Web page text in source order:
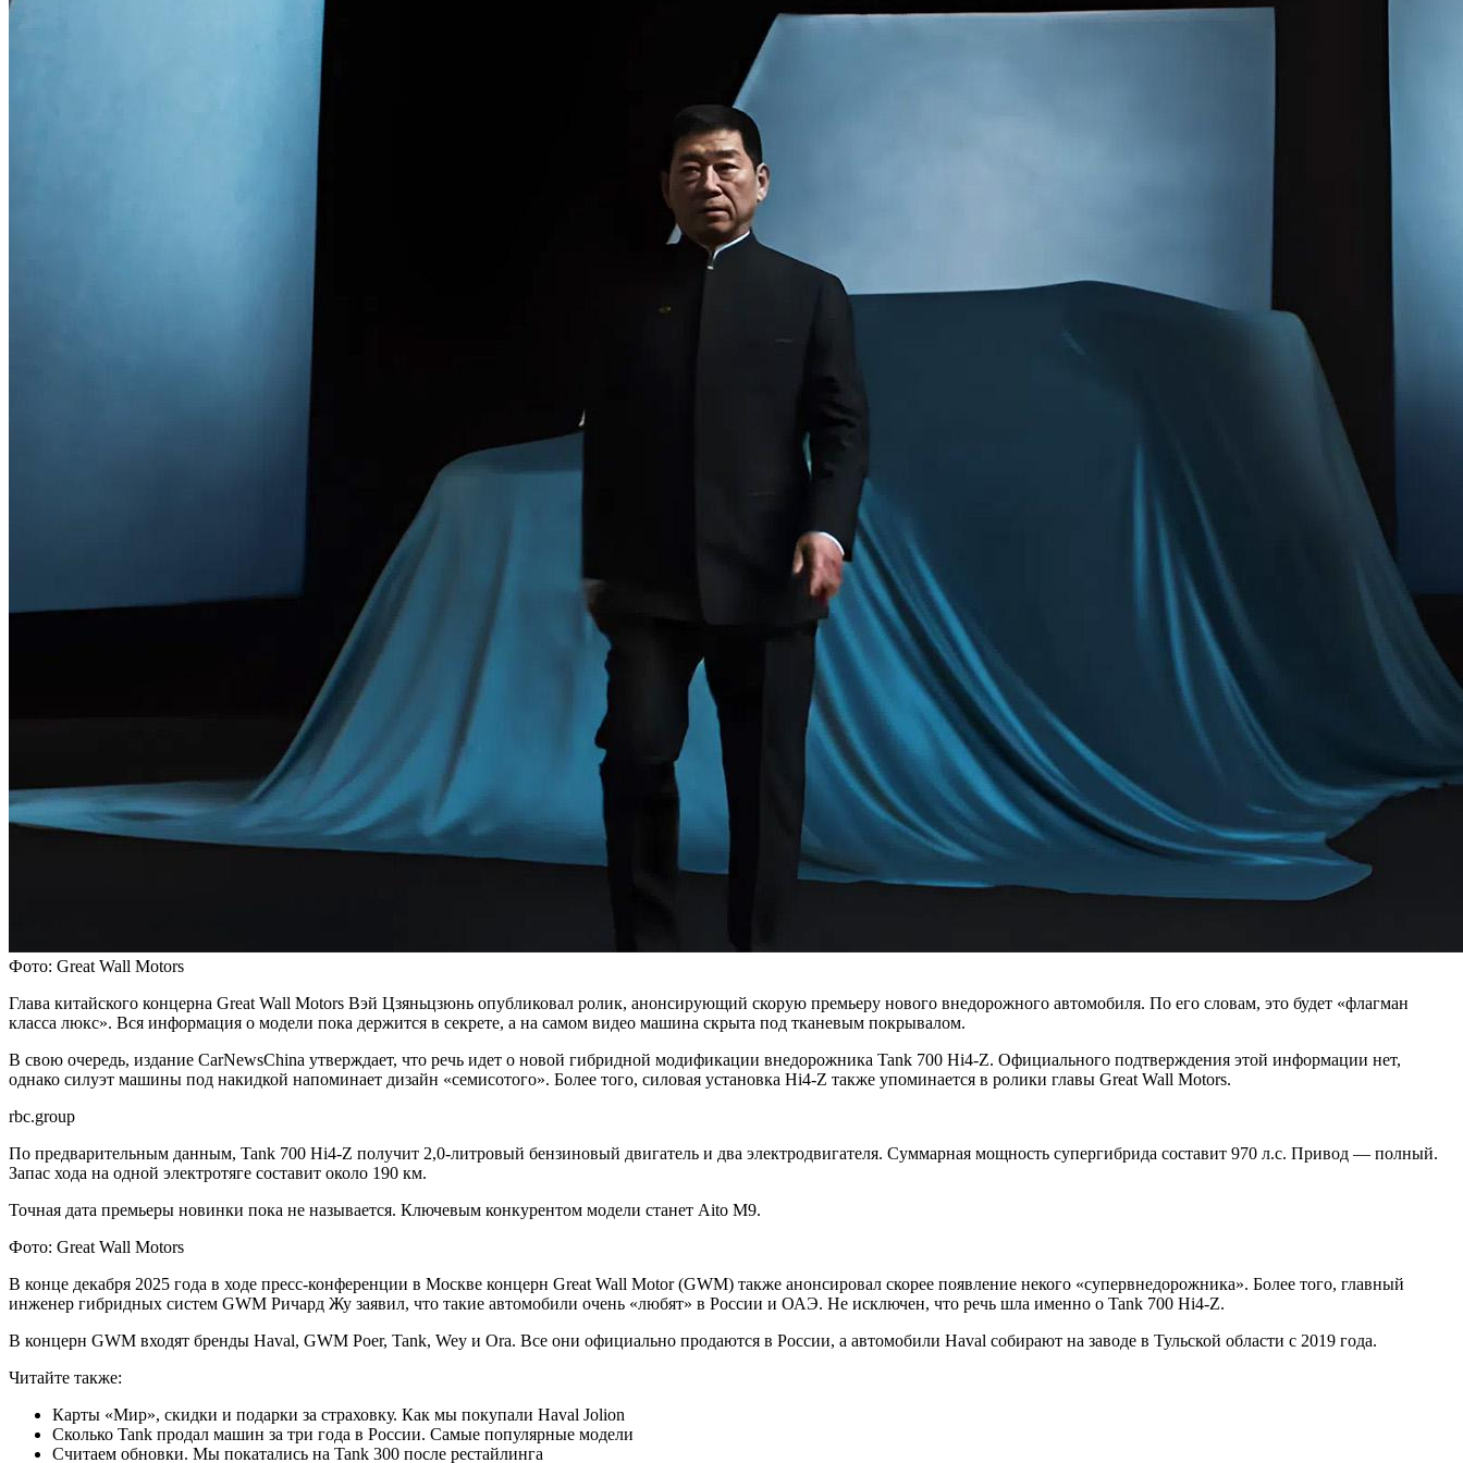
Фото: Great Wall Motors
Глава китайского концерна Great Wall Motors Вэй Цзяньцзюнь опубликовал ролик, анонсирующий скорую премьеру нового внедорожного автомобиля. По его словам, это будет «флагман
класса люкс». Вся информация о модели пока держится в секрете, а на самом видео машина скрыта под тканевым покрывалом.
В свою очередь, издание CarNewsChina утверждает, что речь идет о новой гибридной модификации внедорожника Tank 700 Hi4-Z. Официального подтверждения этой информации нет,
однако силуэт машины под накидкой напоминает дизайн «семисотого». Более того, силовая установка Hi4-Z также упоминается в ролики главы Great Wall Motors.
rbc.group
По предварительным данным, Tank 700 Hi4-Z получит 2,0-литровый бензиновый двигатель и два электродвигателя. Суммарная мощность супергибрида составит 970 л.с. Привод — полный.
Запас хода на одной электротяге составит около 190 км.
Точная дата премьеры новинки пока не называется. Ключевым конкурентом модели станет Aito M9.
Фото: Great Wall Motors
В конце декабря 2025 года в ходе пресс-конференции в Москве концерн Great Wall Motor (GWM) также анонсировал скорее появление некого «супервнедорожника». Более того, главный
инженер гибридных систем GWM Ричард Жу заявил, что такие автомобили очень «любят» в России и ОАЭ. Не исключен, что речь шла именно о Tank 700 Hi4-Z.
В концерн GWM входят бренды Haval, GWM Poer, Tank, Wey и Ora. Все они официально продаются в России, а автомобили Haval собирают на заводе в Тульской области с 2019 года.
Читайте также:
Карты «Мир», скидки и подарки за страховку. Как мы покупали Haval Jolion
Сколько Tank продал машин за три года в России. Самые популярные модели
Считаем обновки. Мы покатались на Tank 300 после рестайлинга